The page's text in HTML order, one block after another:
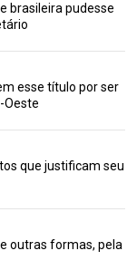
brasileira pudesse
esse título por ser
Oeste
que justificam seu
outras formas, pela